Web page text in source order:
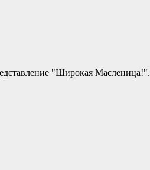
"Широкая Масленица!".